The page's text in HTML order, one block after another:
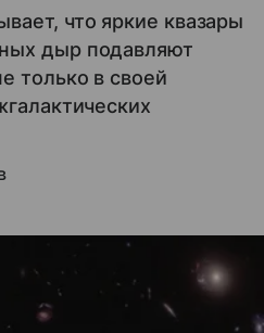
что яркие квазары
дыр подавляют
только в своей